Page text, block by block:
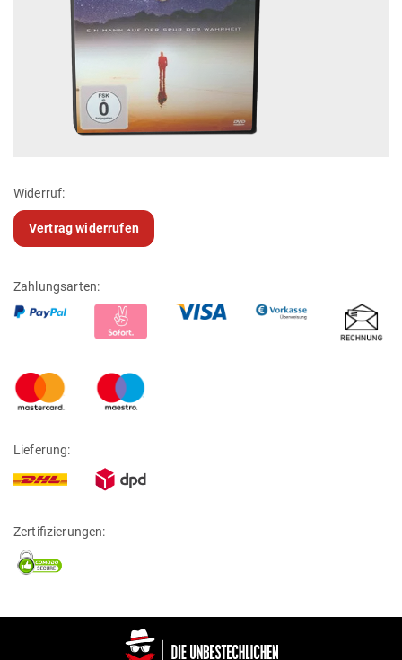
Widerruf:
Vertrag widerrufen
Zahlungsarten:
Lieferung:
Zertifizierungen: